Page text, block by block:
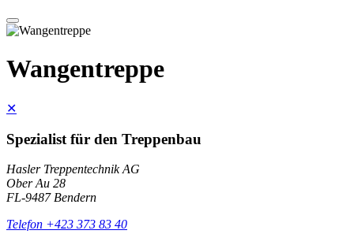
Wangentreppe
✕
Spezialist für den Treppenbau
Hasler Treppentechnik AG
Ober Au 28
FL-9487 Bendern
Telefon +423 373 83 40